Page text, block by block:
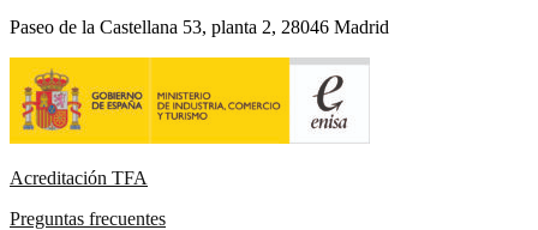
Paseo de la Castellana 53, planta 2, 28046 Madrid
Acreditación TFA
Preguntas frecuentes